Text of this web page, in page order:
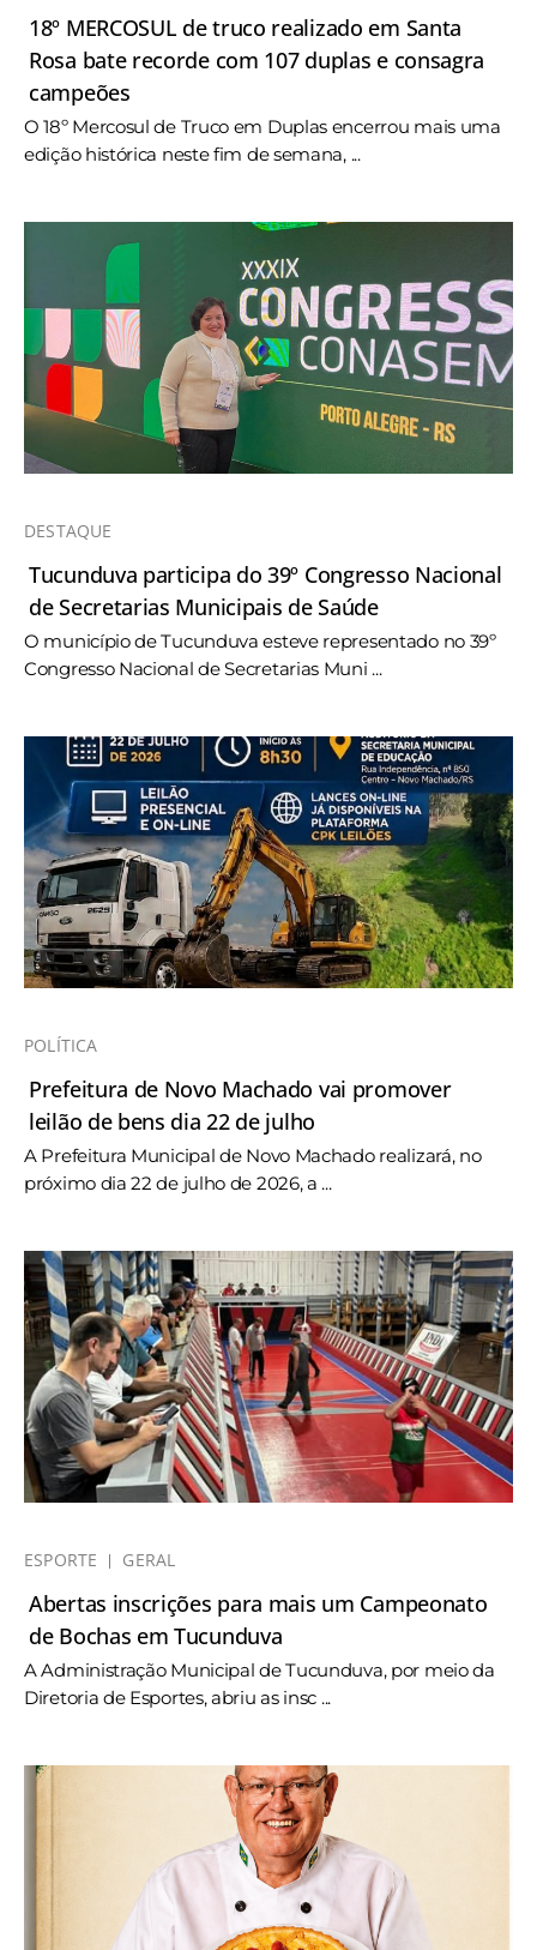
18º MERCOSUL de truco realizado em Santa
Rosa bate recorde com 107 duplas e consagra
campeões
O 18º Mercosul de Truco em Duplas encerrou mais uma
edição histórica neste fim de semana, ...
DESTAQUE
Tucunduva participa do 39º Congresso Nacional
de Secretarias Municipais de Saúde
O município de Tucunduva esteve representado no 39º
Congresso Nacional de Secretarias Muni ...
POLÍTICA
Prefeitura de Novo Machado vai promover
leilão de bens dia 22 de julho
A Prefeitura Municipal de Novo Machado realizará, no
próximo dia 22 de julho de 2026, a ...
ESPORTE GERAL
Abertas inscrições para mais um Campeonato
de Bochas em Tucunduva
A Administração Municipal de Tucunduva, por meio da
Diretoria de Esportes, abriu as insc ...